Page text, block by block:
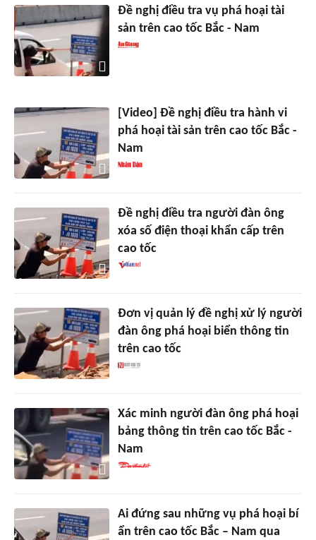
Đề nghị điều tra vụ phá hoại tài
sản trên cao tốc Bắc - Nam
[Video] Đề nghị điều tra hành vi
phá hoại tài sản trên cao tốc Bắc -
Nam
Đề nghị điều tra người đàn ông
xóa số điện thoại khẩn cấp trên
cao tốc
Đơn vị quản lý đề nghị xử lý người
đàn ông phá hoại biển thông tin
trên cao tốc
Xác minh người đàn ông phá hoại
bảng thông tin trên cao tốc Bắc -
Nam
Ai đứng sau những vụ phá hoại bí
ẩn trên cao tốc Bắc – Nam qua